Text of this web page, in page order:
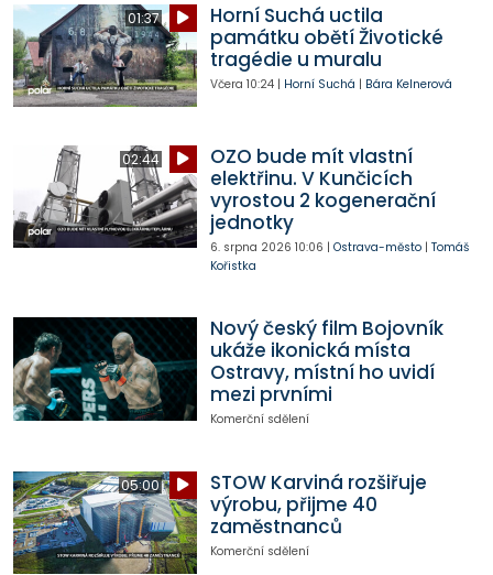
01:37
Horní Suchá uctila
památku obětí Životické
tragédie u muralu
Včera 10:24| Horní Suchá | Bára Kelnerová
02:44
OZO bude mít vlastní
elektřinu. V Kunčicích
vyrostou 2 kogenerační
jednotky
6. srpna 2026 10:06 | Ostrava-město| Tomáš
Kořistka
Nový český film Bojovník
ukáže ikonická místa
Ostravy, místní ho uvidí
mezi prvními
Komerční sdělení
05:00
STOW Karviná rozšiřuje
výrobu, přijme 40
zaměstnanců
Komerční sdělení